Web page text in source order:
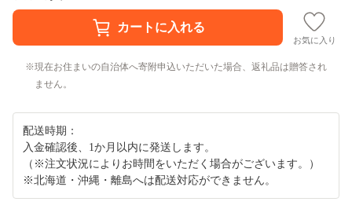
お気に入り
現在お住まいの自治体へ寄附申込いただいた場合、返礼品は贈答され
ません。
配送時期：
入金確認後、1か月以内に発送します。
（※注文状況によりお時間をいただく場合がございます。）
※北海道・沖縄・離島へは配送対応ができません。